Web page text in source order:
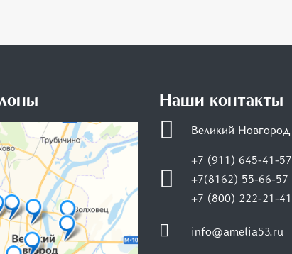
Наши контакты
Великий Новгород
+7 (911) 645-41-57
+7(8162) 55-66-57
+7 (800) 222-21-41
info@amelia53.ru